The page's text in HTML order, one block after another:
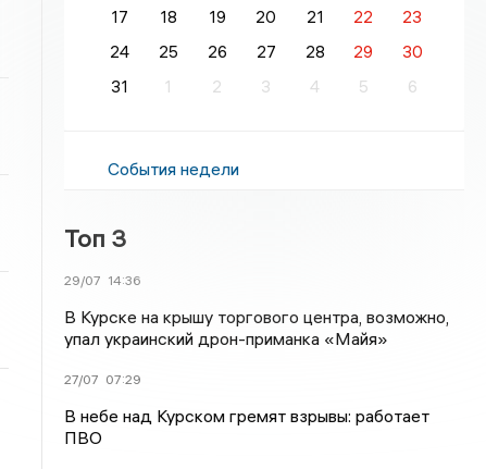
17
18 19 20 21 22
23
24
25 26 27 28 29
30
31
1 2 3 4 5 6
События недели
Топ 3
29/07 14:36
В Курске на крышу торгового центра, возможно,
упал украинский дрон-приманка «Майя»
27/07 07:29
В небе над Курском гремят взрывы: работает
ПВО